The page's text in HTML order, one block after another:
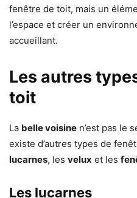
fenêtre de toit, mais un
l’espace et créer un
accueillant.
Les autres
toit
La belle voisine n’est pas le
existe d’autres types de
lucarnes, les velux et les
Les lucarnes